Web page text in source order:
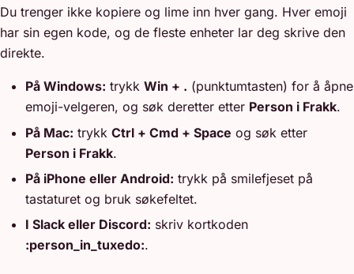
Du trenger ikke kopiere og lime inn hver gang. Hver emoji
har sin egen kode, og de fleste enheter lar deg skrive den
direkte.
På Windows: trykk Win + . (punktumtasten) for å åpne
emoji-velgeren, og søk deretter etter Person i Frakk.
På Mac: trykk Ctrl + Cmd + Space og søk etter
Person i Frakk.
På iPhone eller Android: trykk på smilefjeset på
tastaturet og bruk søkefeltet.
I Slack eller Discord: skriv kortkoden
:person_in_tuxedo:.